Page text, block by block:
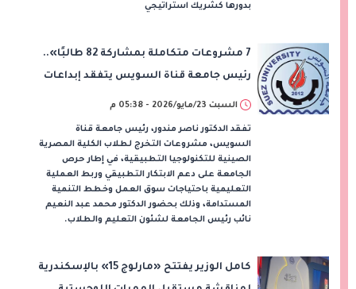
بدورها كشريك استراتيجي
7 مشروعات متكاملة بمشاركة 82 طالبًا»..
رئيس جامعة قناة السويس يتفقد إبداعات
طلاب الكلية المصرية الصينية للتكنولوجيا
السبت 23/مايو/2026 - 05:38 م
تفقد الدكتور ناصر مندور، رئيس جامعة قناة
السويس، مشروعات التخرج لطلاب الكلية المصرية
الصينية للتكنولوجيا التطبيقية، في إطار حرص
الجامعة على دعم الابتكار التطبيقي وربط العملية
التعليمية باحتياجات سوق العمل وخطط التنمية
المستدامة، وذلك بحضور الدكتور محمد عبد النعيم
نائب رئيس الجامعة لشئون التعليم والطلاب.
كامل الوزير يفتتح «مارلوج 15» بالإسكندرية